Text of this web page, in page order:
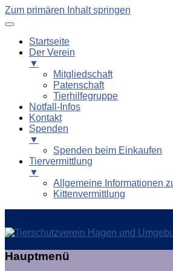
Zum primären Inhalt springen
Startseite
Der Verein
▼
Mitgliedschaft
Patenschaft
Tierhilfegruppe
Notfall-Infos
Kontakt
Spenden
▼
Spenden beim Einkaufen
Tiervermittlung
▼
Allgemeine Informationen
Kittenvermittlung
Tierschutzverein
Hauptmenü